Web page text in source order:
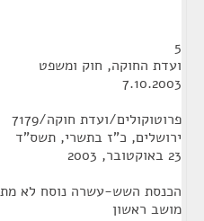
5
ועדת החוקה, חוק ומשפט
7.10.2003
פרוטוקולים/ועדת חוקה/7179
ירושלים, כ"ז בתשרי, תשס"ד
23 באוקטובר, 2003
הכנסת השש-עשרה נוסח לא
מושב ראשון